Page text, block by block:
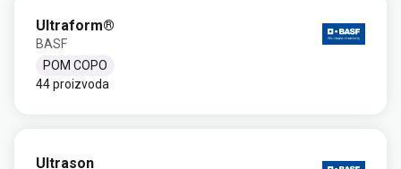
Ultraform®
BASF
POM COPO
44 proizvoda
Ultrason